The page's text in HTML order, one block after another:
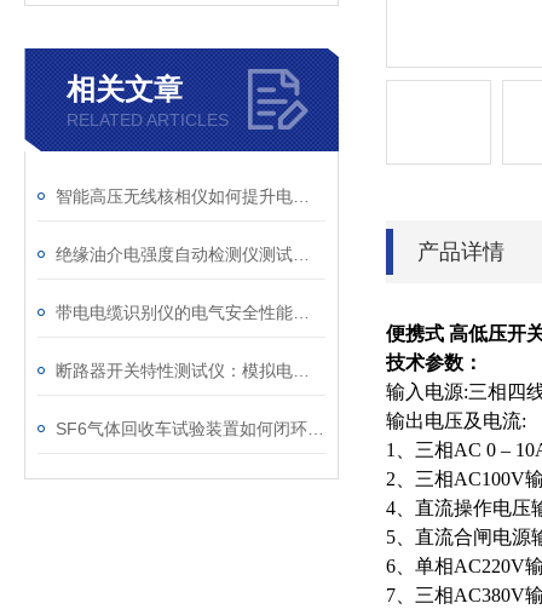
相关文章
RELATED ARTICLES
产品详情
便携式 高低压开
技术参数：
输入电源:三相四
输出电压及电流:
1、三相AC 0 –
2、三相AC100V
4、直流操作电压
5、直流合闸电源
6、单相AC220V
7、三相AC380V